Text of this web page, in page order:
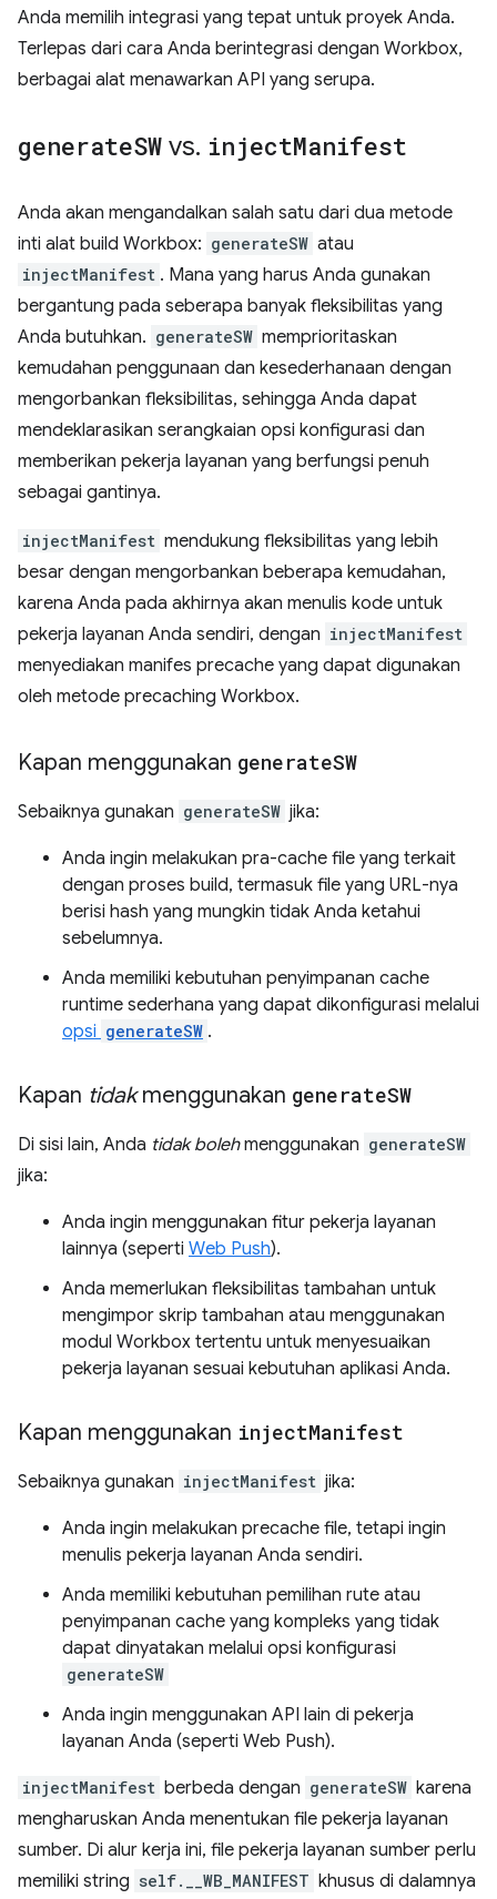
Anda memilih integrasi yang tepat untuk proyek Anda.
Terlepas dari cara Anda berintegrasi dengan Workbox,
berbagai alat menawarkan API yang serupa.
generateSW vs. injectManifest
Anda akan mengandalkan salah satu dari dua metode
inti alat build Workbox: generateSW atau
injectManifest . Mana yang harus Anda gunakan
bergantung pada seberapa banyak fleksibilitas yang
Anda butuhkan. generateSW memprioritaskan
kemudahan penggunaan dan kesederhanaan dengan
mengorbankan fleksibilitas, sehingga Anda dapat
mendeklarasikan serangkaian opsi konfigurasi dan
memberikan pekerja layanan yang berfungsi penuh
sebagai gantinya.
injectManifest mendukung fleksibilitas yang lebih
besar dengan mengorbankan beberapa kemudahan,
karena Anda pada akhirnya akan menulis kode untuk
pekerja layanan Anda sendiri, dengan injectManifest
menyediakan manifes precache yang dapat digunakan
oleh metode precaching Workbox.
Kapan menggunakan generateSW
Sebaiknya gunakan generateSW jika:
Anda ingin melakukan pra-cache file yang terkait
dengan proses build, termasuk file yang URL-nya
berisi hash yang mungkin tidak Anda ketahui
sebelumnya.
Anda memiliki kebutuhan penyimpanan cache
runtime sederhana yang dapat dikonfigurasi melalui
opsi generateSW .
Kapan tidakmenggunakan generateSW
Di sisi lain, Anda tidak bolehmenggunakan generateSW
jika:
Anda ingin menggunakan fitur pekerja layanan
lainnya (seperti Web Push).
Anda memerlukan fleksibilitas tambahan untuk
mengimpor skrip tambahan atau menggunakan
modul Workbox tertentu untuk menyesuaikan
pekerja layanan sesuai kebutuhan aplikasi Anda.
Kapan menggunakan injectManifest
Sebaiknya gunakan injectManifest jika:
Anda ingin melakukan precache file, tetapi ingin
menulis pekerja layanan Anda sendiri.
Anda memiliki kebutuhan pemilihan rute atau
penyimpanan cache yang kompleks yang tidak
dapat dinyatakan melalui opsi konfigurasi
generateSW
Anda ingin menggunakan API lain di pekerja
layanan Anda (seperti Web Push).
injectManifest berbeda dengan generateSW karena
mengharuskan Anda menentukan file pekerja layanan
sumber. Di alur kerja ini, file pekerja layanan sumber perlu
memiliki string self.__WB_MANIFEST khusus di dalamnya